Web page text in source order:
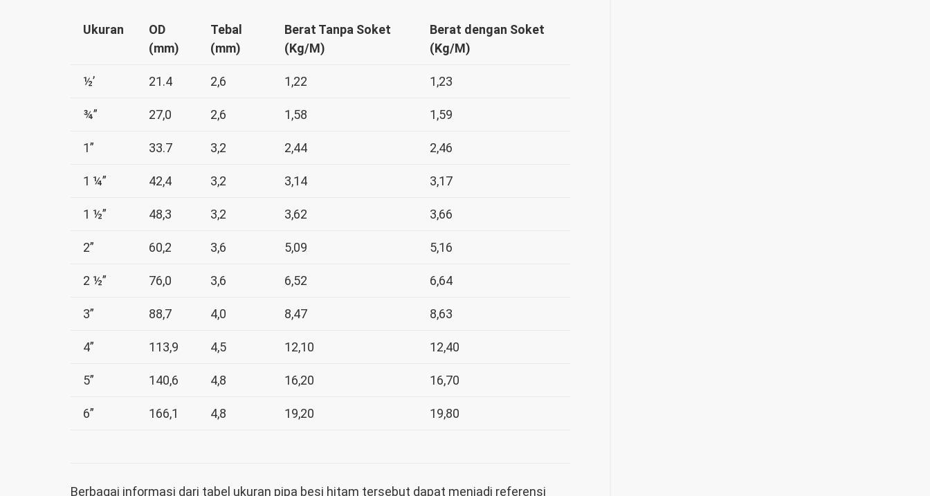
Ukuran
OD
(mm)
Tebal
(mm)
Berat Tanpa Soket
(Kg/M)
Berat dengan Soket
(Kg/M)
½’ 21.4 2,6 1,22 1,23
¾” 27,0 2,6 1,58 1,59
1” 33.7 3,2 2,44 2,46
1 ¼” 42,4 3,2 3,14 3,17
1 ½” 48,3 3,2 3,62 3,66
2” 60,2 3,6 5,09 5,16
2 ½” 76,0 3,6 6,52 6,64
3” 88,7 4,0 8,47 8,63
4” 113,9 4,5 12,10 12,40
5” 140,6 4,8 16,20 16,70
6” 166,1 4,8 19,20 19,80
Berbagai informasi dari tabel ukuran pipa besi hitam tersebut dapat menjadi referensi